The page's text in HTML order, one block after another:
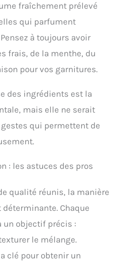
fraîchement prélevé
qui parfument
à toujours avoir
frais, de la menthe, du
pour vos garnitures.
des ingrédients est la
mais elle ne serait
qui permettent de
: les astuces des pros
qualité réunis, la manière
Chaque
un objectif précis :
le mélange.
clé pour obtenir un